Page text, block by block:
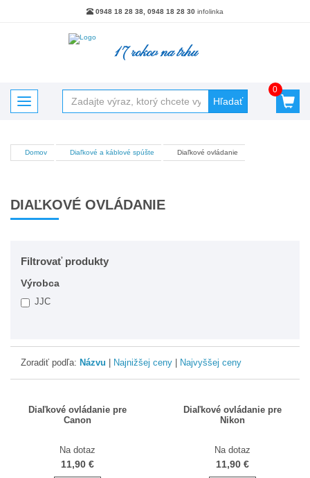
0948 18 28 38, 0948 18 28 30 infolinka
17 rokov na trhu
Toggle navigation Hľadať
0
Kategórie
Batérie, nabíjačky, powerbanky
Brašne Batohy Púzdra
Čistenie optiky a snímačov
Fotorekvizity
Krytky na objektívy
Makro príslušenstvo
Domov Diaľkové a káblové spúšte Diaľkové ovládanie
DIAĽKOVÉ OVLÁDANIE
Filtrovať produkty
Výrobca
JJC
Zoradiť podľa: Názvu Najnižšej ceny Najvyššej ceny
Diaľkové ovládanie pre
Canon
Na dotaz
11,90 €
Diaľkové ovládanie pre
Nikon
Na dotaz
11,90 €